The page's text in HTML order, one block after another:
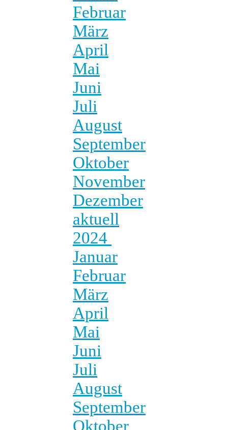
Februar
März
April
Mai
Juni
Juli
August
September
Oktober
November
Dezember
aktuell
2024
Januar
Februar
März
April
Mai
Juni
Juli
August
September
Oktober